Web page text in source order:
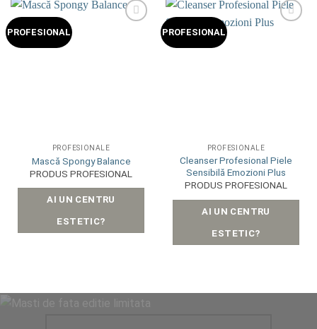
PROFESIONAL
PROFESIONALE
Mască Spongy Balance
PRODUS PROFESIONAL
AI UN CENTRU
ESTETIC?
PROFESIONAL
PROFESIONALE
Cleanser Profesional Piele
Sensibilă Emozioni Plus
PRODUS PROFESIONAL
AI UN CENTRU
ESTETIC?